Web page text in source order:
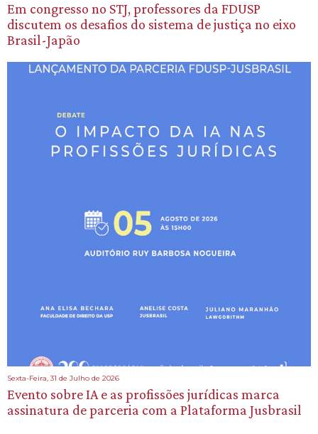
Em congresso no STJ, professores da FDUSP
discutem os desafios do sistema de justiça no eixo
Brasil-Japão
Sexta-Feira, 31 de Julho de 2026
Evento sobre IA e as profissões jurídicas marca
assinatura de parceria com a Plataforma Jusbrasil